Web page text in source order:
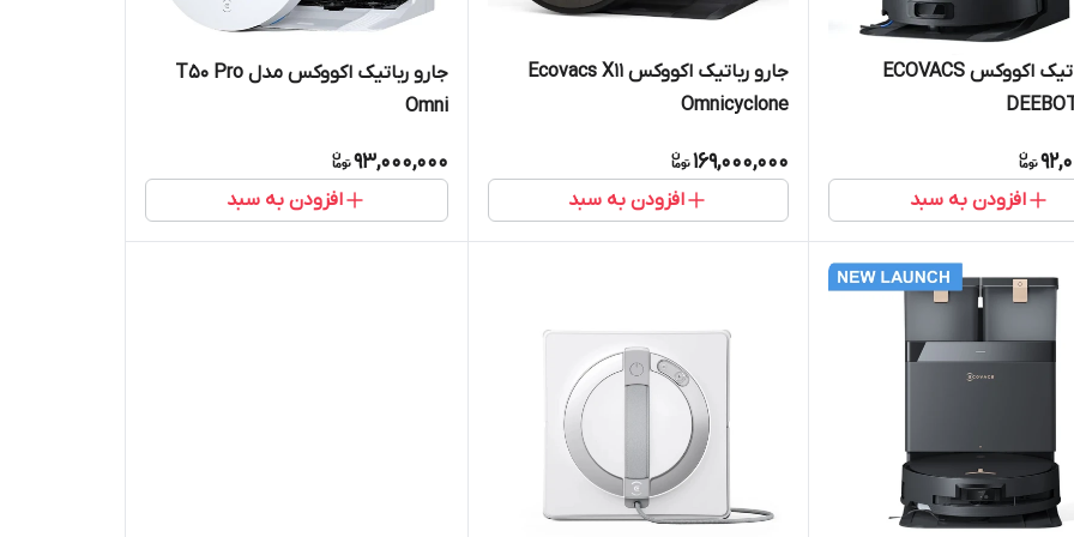
جارو رباتیک اکووکس ECOVACS
افزودن به سبد
جارو رباتیک اکووکس Ecovacs X11
Omnicyclone
169,000,000
افزودن به سبد
جارو رباتیک اکووکس مدل T50 Pro
Omni
93,000,000
افزودن به سبد